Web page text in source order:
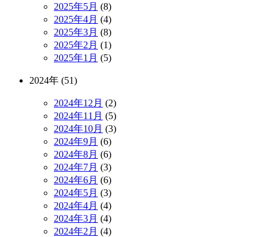
2025年5月 (8)
2025年4月 (4)
2025年3月 (8)
2025年2月 (1)
2025年1月 (5)
2024年 (51)
2024年12月 (2)
2024年11月 (5)
2024年10月 (3)
2024年9月 (6)
2024年8月 (6)
2024年7月 (3)
2024年6月 (6)
2024年5月 (3)
2024年4月 (4)
2024年3月 (4)
2024年2月 (4)